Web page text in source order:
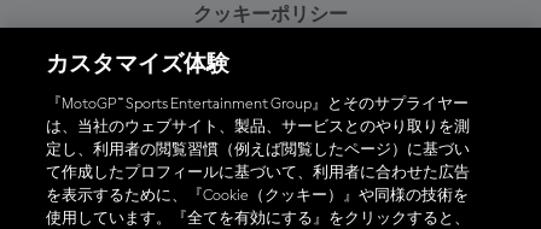
クッキーポリシー
プライバシーポリシー
購入ポリシー
オフィシャルアプリ
カスタマイズ体験
『MotoGP™ Sports Entertainment Group』とそのサプライヤー
は、当社のウェブサイト、製品、サービスとのやり取りを測
定し、利用者の閲覧習慣（例えば閲覧したページ）に基づい
て作成したプロフィールに基づいて、利用者に合わせた広告
を表示するために、『Cookie（クッキー）』や同様の技術を
使用しています。『全てを有効にする』をクリックすると、